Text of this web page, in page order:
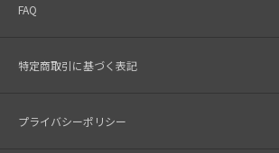
FAQ
特定商取引に基づく表記
プライバシーポリシー